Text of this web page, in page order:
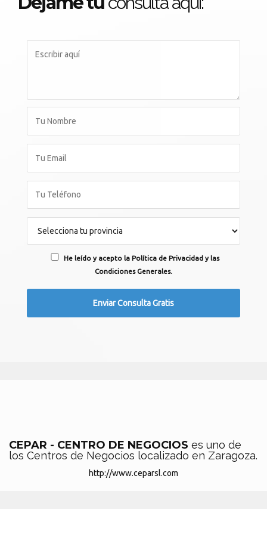
He leído y acepto la Política de Privacidad y las
Condiciones Generales.
CEPAR - CENTRO DE NEGOCIOS es uno de
los Centros de Negocios localizado en Zaragoza.
http://www.ceparsl.com